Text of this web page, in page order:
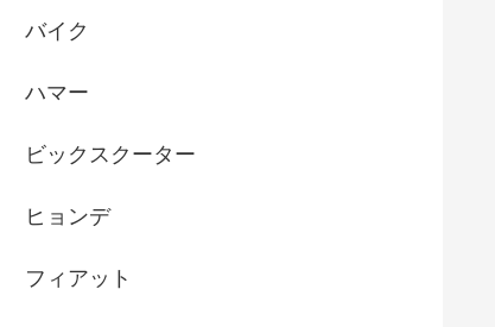
バイク
ハマー
ビックスクーター
ヒョンデ
フィアット